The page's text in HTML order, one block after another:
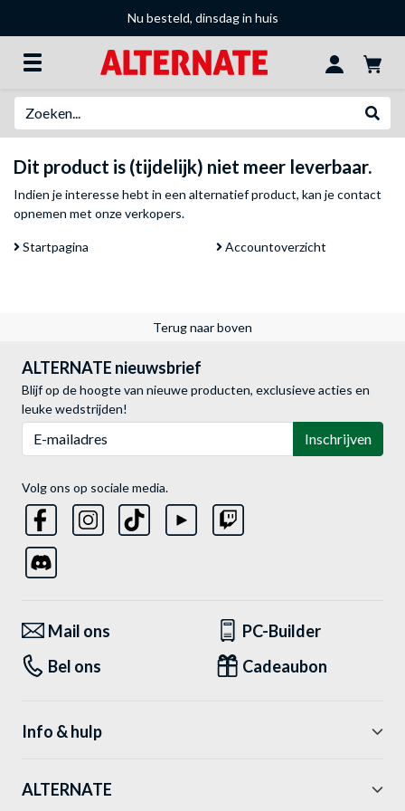
Nu besteld, dinsdag in huis
Dit product is (tijdelijk) niet meer leverbaar.
Indien je interesse hebt in een alternatief product, kan jecontact
opnemen met onze verkopers.
Startpagina Accountoverzicht
Terug naar boven
ALTERNATE nieuwsbrief
Blijf op de hoogte van nieuwe producten, exclusieve acties en
leuke wedstrijden!
Inschrijven
Volg ons op sociale media.
Mail ons
PC-Builder
Bel ons
Cadeaubon
Info & hulp
ALTERNATE